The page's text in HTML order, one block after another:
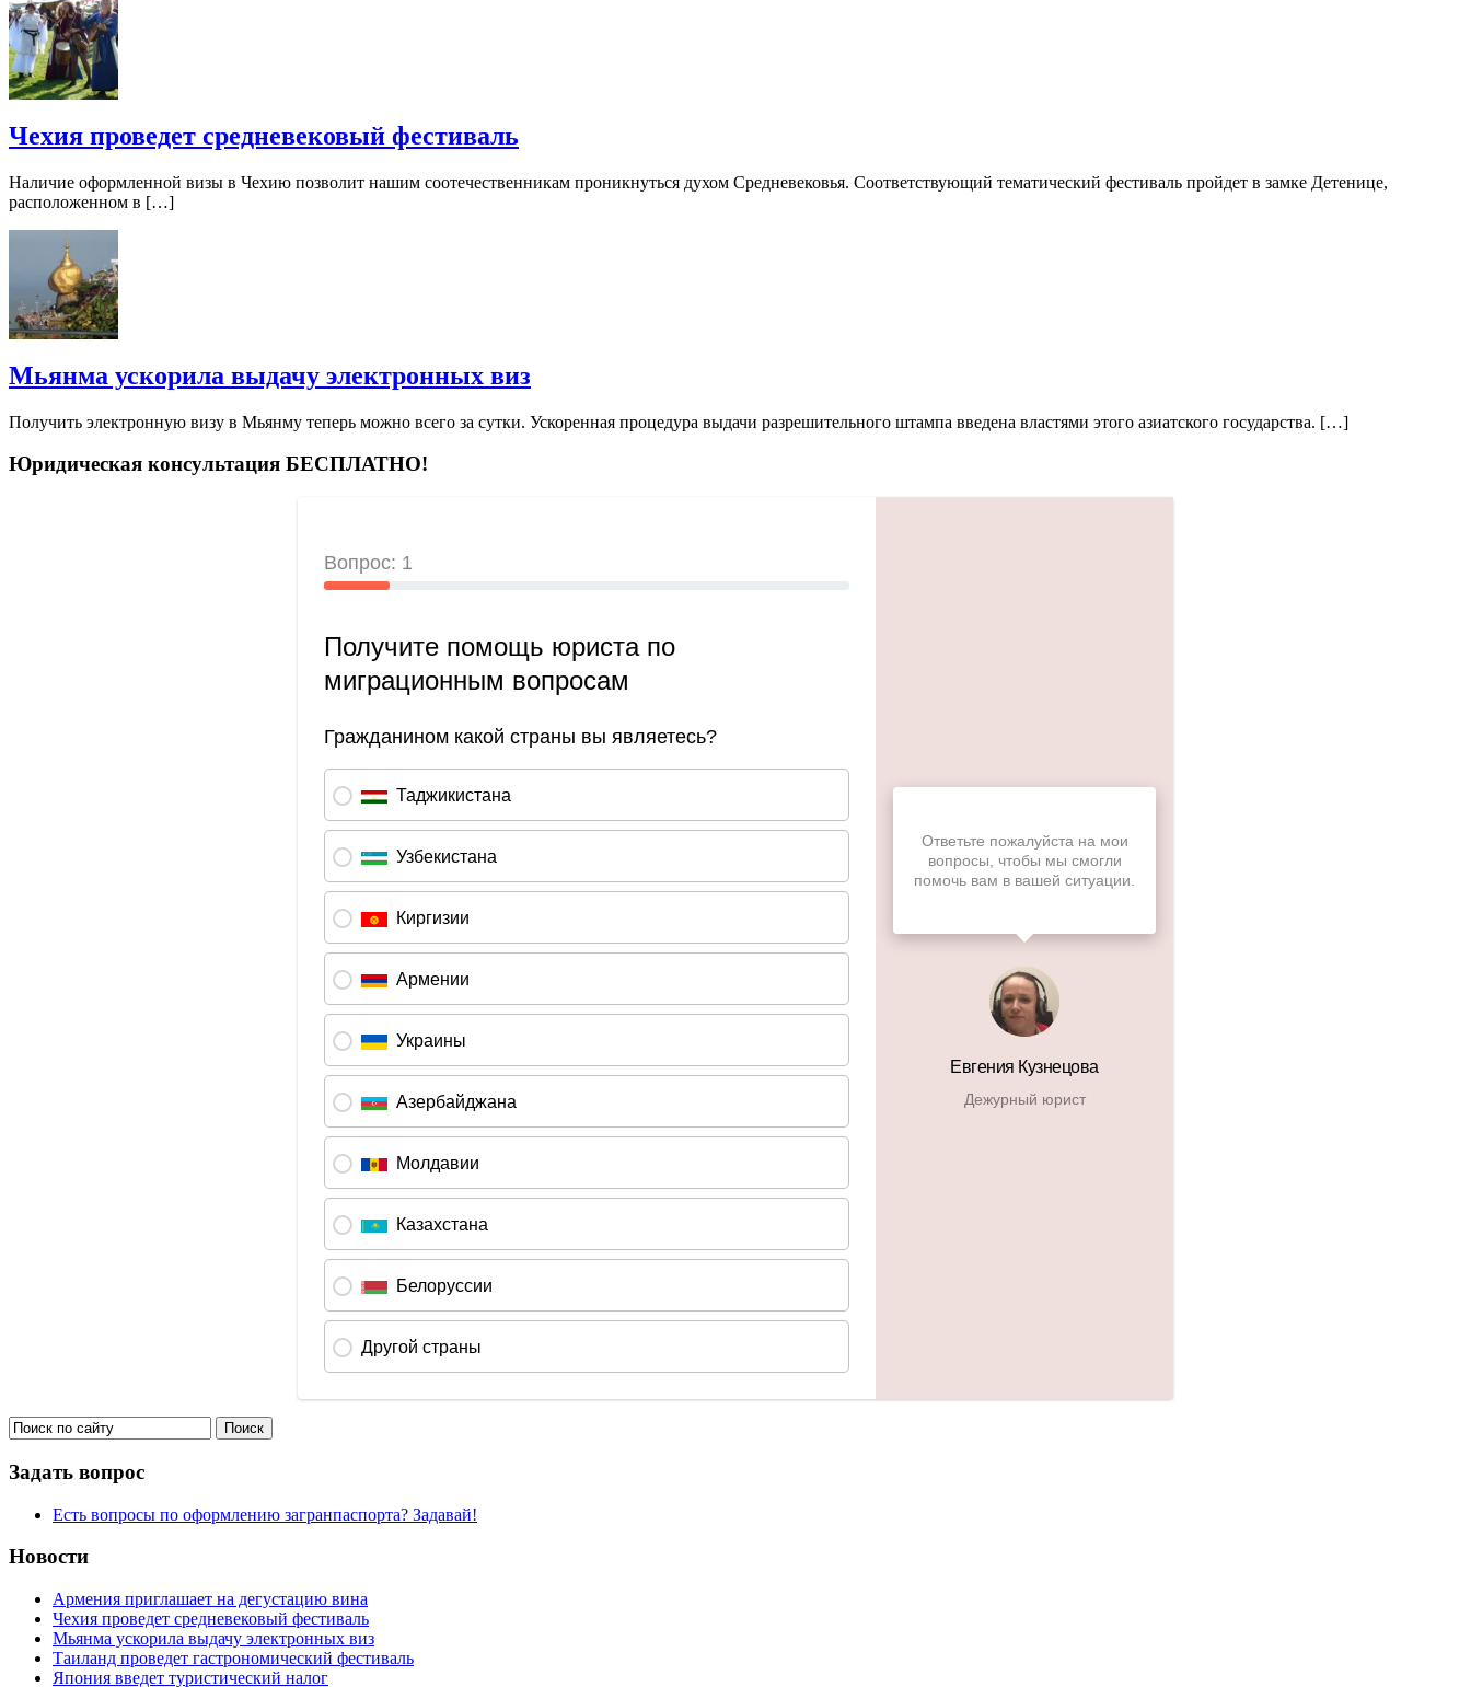
Чехия проведет средневековый фестиваль
Наличие оформленной визы в Чехию позволит нашим соотечественникам проникнуться духом Средневековья. Соответствующий тематический фестиваль пройдет в замке Детенице,
расположенном в […]
Мьянма ускорила выдачу электронных виз
Получить электронную визу в Мьянму теперь можно всего за сутки. Ускоренная процедура выдачи разрешительного штампа введена властями этого азиатского государства. […]
Юридическая консультация БЕСПЛАТНО!
Задать вопрос
Есть вопросы по оформлению загранпаспорта? Задавай!
Новости
Армения приглашает на дегустацию вина
Чехия проведет средневековый фестиваль
Мьянма ускорила выдачу электронных виз
Таиланд проведет гастрономический фестиваль
Япония введет туристический налог